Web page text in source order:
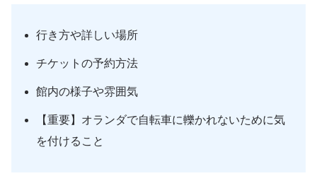
行き方や詳しい場所
チケットの予約方法
館内の様子や雰囲気
【重要】オランダで自転車に轢かれないために気
を付けること